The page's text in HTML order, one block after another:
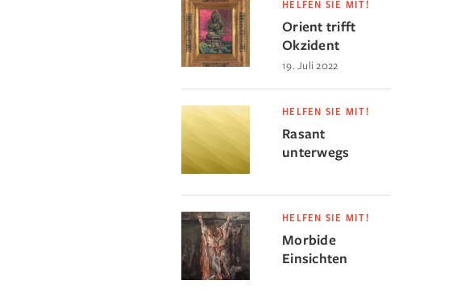
HELFEN SIE MIT!
Orient trifft
Okzident
19. Juli 2022
HELFEN SIE MIT!
Rasant
unterwegs
HELFEN SIE MIT!
Morbide
Einsichten